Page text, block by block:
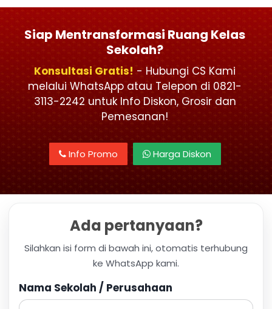
Siap Mentransformasi Ruang Kelas
Sekolah?
Konsultasi Gratis! - Hubungi CS Kami
melalui WhatsApp atau Telepon di 0821-
3113-2242 untuk Info Diskon, Grosir dan
Pemesanan!
Info Promo Harga Diskon
Ada pertanyaan?
Silahkan isi form di bawah ini, otomatis terhubung
ke WhatsApp kami.
Nama Sekolah / Perusahaan